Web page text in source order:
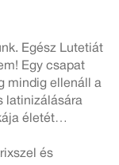
Egész Lutetiát
Egy csapat
mindig ellenáll a
latinizálására
életét…
és